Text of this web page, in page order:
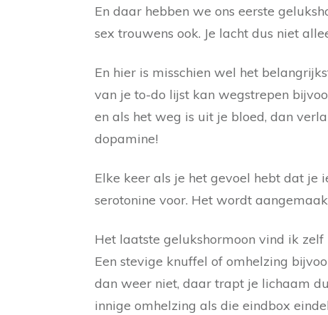
En daar hebben we ons eerste
sex trouwens ook. Je lacht dus niet
En hier is misschien wel het
van je to-do lijst kan wegstrepen
en als het weg is uit je bloed, dan
dopamine!
Elke keer als je het gevoel hebt dat je
serotonine voor. Het wordt
Het laatste gelukshormoon vind ik zelf
Een stevige knuffel of omhelzing
dan weer niet, daar trapt je lichaam
innige omhelzing als die eindbox